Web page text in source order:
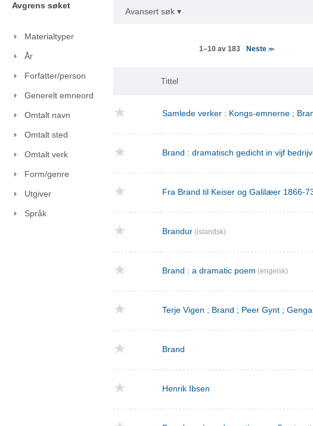
Avgrens søket
Materialtyper
År
Forfatter/person
Generelt emneord
Omtalt navn
Omtalt sted
Omtalt verk
Form/genre
Utgiver
Språk
Avansert søk ▾
1–10 av 183 Neste >>
Tittel
Samlede verker : Kongs-emnerne ;
Brand : dramatisch gedicht in vijf
Fra Brand til Keiser og Galilæer 1866-
Brandur (islandsk)
Brand : a dramatic poem (engelsk)
Terje Vigen ; Brand ; Peer Gynt ;
Brand
Henrik Ibsen